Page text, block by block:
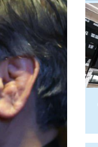
هجوم نقدینگی به
هم‌وزن در قله تاریخی